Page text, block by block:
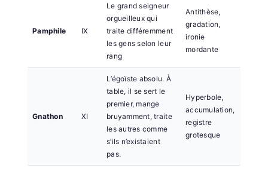
Pamphile IX
Le grand seigneur
orgueilleux qui
traite différemment
les gens selon leur
rang
Antithèse,
gradation,
ironie
mordante
Gnathon XI
L’égoïste absolu. À
table, il se sert le
premier, mange
bruyamment, traite
les autres comme
s’ils n’existaient
pas.
Hyperbole,
accumulation,
registre
grotesque